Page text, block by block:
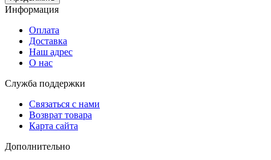
Информация
Оплата
Доставка
Наш адрес
О нас
Служба поддержки
Связаться с нами
Возврат товара
Карта сайта
Дополнительно